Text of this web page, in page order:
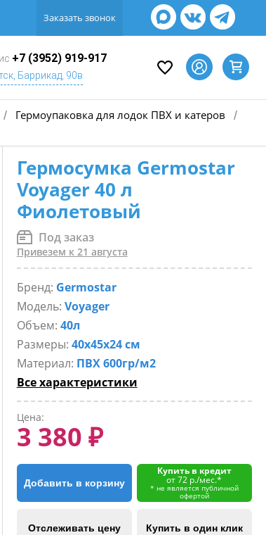
Заказать звонок
+7 (3952) 919-917
Баррикад, 90в
/ Гермоупаковка для лодок ПВХ и катеров /
Гермосумка Germostar
Voyager 40 л
Фиолетовый
Под заказ
Привезем к 21 августа
Бренд: Germostar
Модель: Voyager
Объем: 40л
Размеры: 40х45х24 см
Материал: ПВХ 600гр/м2
Все характеристики
Цена:
3 380 ₽
Добавить в корзину
Купить в кредит
от 72 р./мес.*
* не является публичной
офертой
Отслеживать цену Купить в один клик